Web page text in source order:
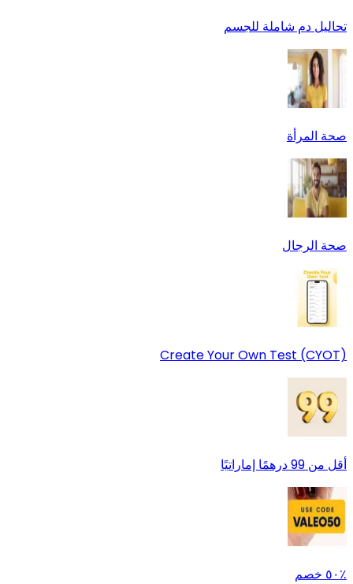
تحاليل دم شاملة للجسم
صحة المرأة
صحة الرجال
Create Your Own Test (CYOT)
أقل من 99 درهمًا إماراتيًا
٪٥٠ خصم